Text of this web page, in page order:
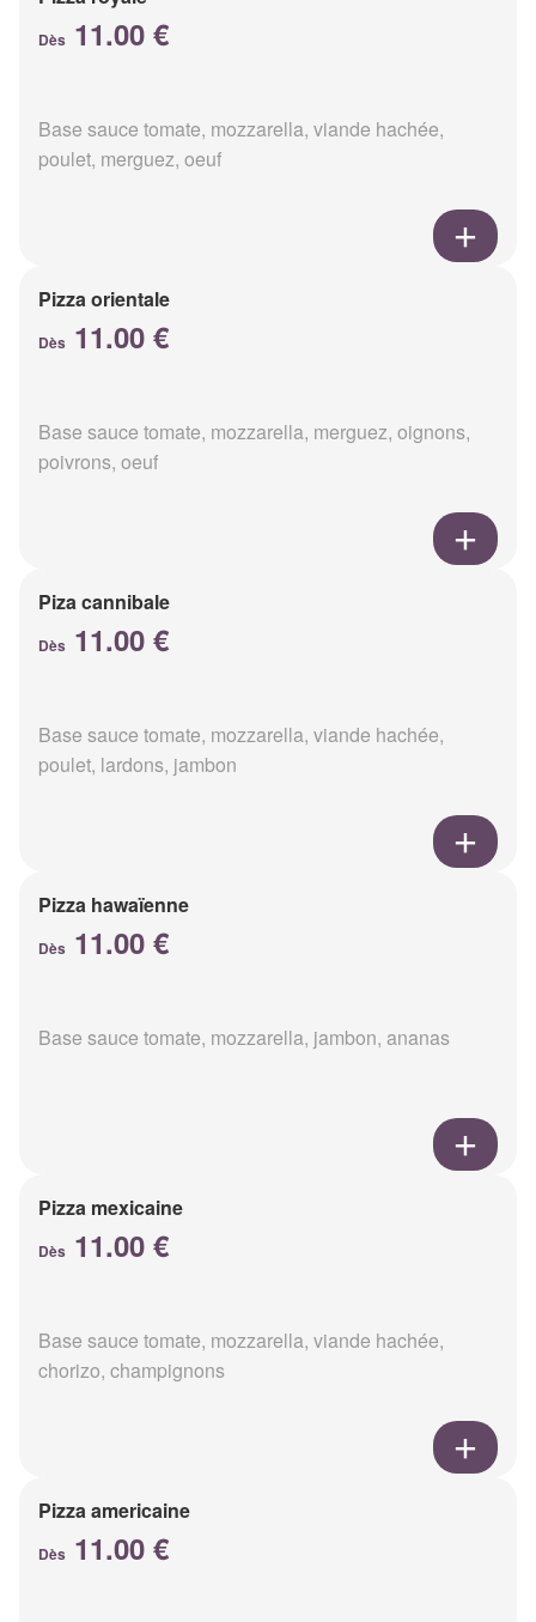
Dès 11.00 €
Base sauce tomate, mozzarella, viande hachée,
poulet, merguez, oeuf
Pizza orientale
Dès 11.00 €
Base sauce tomate, mozzarella, merguez, oignons,
poivrons, oeuf
Piza cannibale
Dès 11.00 €
Base sauce tomate, mozzarella, viande hachée,
poulet, lardons, jambon
Pizza hawaïenne
Dès 11.00 €
Base sauce tomate, mozzarella, jambon, ananas
Pizza mexicaine
Dès 11.00 €
Base sauce tomate, mozzarella, viande hachée,
chorizo, champignons
Pizza americaine
Dès 11.00 €